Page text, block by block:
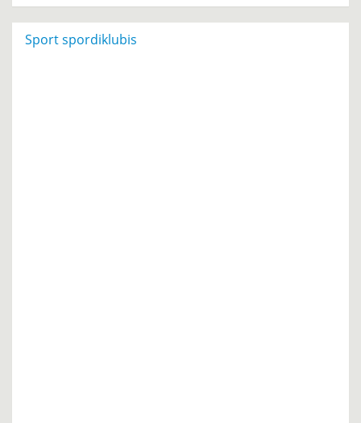
Sport spordiklubis